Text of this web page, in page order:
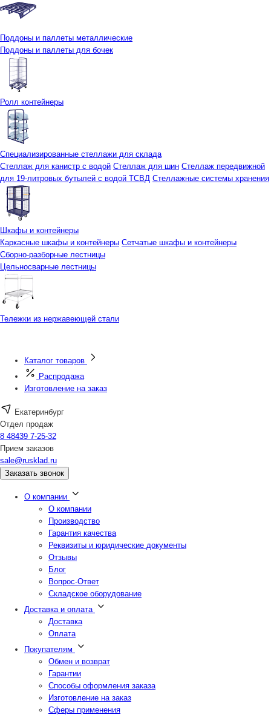
Поддоны и паллеты металлические
Поддоны и паллеты для бочек
Ролл контейнеры
Специализированные стеллажи для склада
Стеллаж для канистр с водой Стеллаж для шин Стеллаж передвижной
для 19-литровых бутылей с водой ТСВД Стеллажные системы хранения
Шкафы и контейнеры
Каркасные шкафы и контейнеры Сетчатые шкафы и контейнеры
Сборно-разборные лестницы
Цельносварные лестницы
Тележки из нержавеющей стали
Каталог товаров
Распродажа
Изготовление на заказ
Екатеринбург
Отдел продаж
8 48439 7-25-32
Прием заказов
sale@rusklad.ru
Заказать звонок
О компании
О компании
Производство
Гарантия качества
Реквизиты и юридические документы
Отзывы
Блог
Вопрос-Ответ
Складское оборудование
Доставка и оплата
Доставка
Оплата
Покупателям
Обмен и возврат
Гарантии
Способы оформления заказа
Изготовление на заказ
Сферы применения